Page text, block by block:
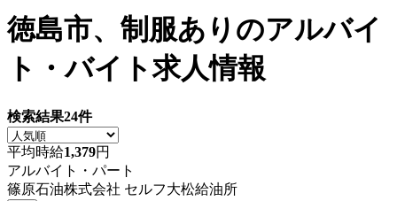
徳島市、制服あり のアルバイ
ト・バイト求人情報
検索結果24件
平均時給1,379円
アルバイト・パート
篠原石油株式会社 セルフ大松給油所